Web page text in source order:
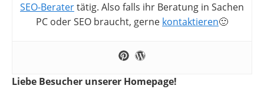
SEO-Beratertätig. Also falls ihr Beratung in Sachen
PC oder SEO braucht, gerne kontaktieren🙂
Liebe Besucher unserer Homepage!